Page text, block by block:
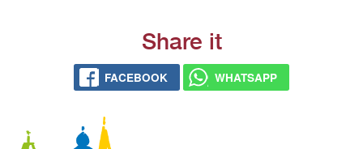
Share it
FACEBOOK WHATSAPP